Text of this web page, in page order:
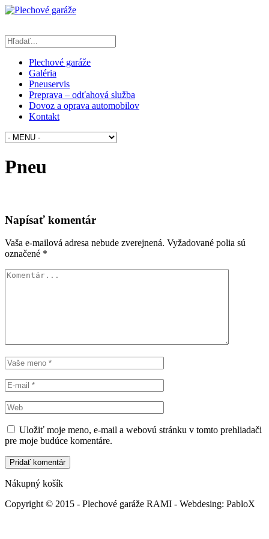
Plechové garáže
Galéria
Pneuservis
Preprava – odťahová služba
Dovoz a oprava automobilov
Kontakt
Pneu
Napísať komentár
Vaša e-mailová adresa nebude zverejnená. Vyžadované polia sú
označené *
Uložiť moje meno, e-mail a webovú stránku v tomto prehliadači
pre moje budúce komentáre.
Nákupný košík
Copyright © 2015 - Plechové garáže RAMI - Webdesing: PabloX